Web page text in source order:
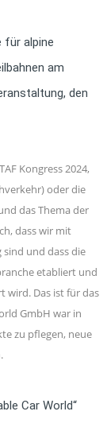
für alpine
am
den
Kongress 2024,
oder die
das Thema der
dass wir mit
sind und dass die
etabliert und
wird. Das ist für das
GmbH war in
zu pflegen, neue
Car World“